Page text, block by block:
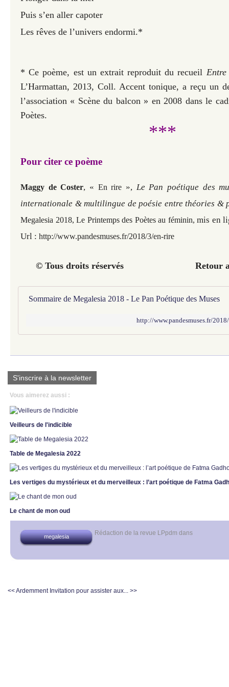
Puis s’en aller capoter
Les rêves de l’univers endormi.*
* Ce poème, est un extrait reproduit du recueil
L’Harmattan, 2013, Coll. Accent tonique, a reçu un
l’association « Scène du balcon » en 2008 dans le
Poètes.
***
Pour citer ce poème
Maggy de Coster, « En rire », Le Pan poétique des
internationale & multilingue de poésie entre théories &
Megalesia 2018, Le Printemps des Poètes au féminin, mis en
Url : http://www.pandesmuses.fr/2018/3/en-rire
© Tous droits réservés Retour au
Sommaire de Megalesia 2018 - Le Pan Poétique des Muses
http://www.pandesmuses.fr/
S'inscrire à la newsletter
Vous aimerez aussi :
Veilleurs de l'indicible
Table de Megalesia 2022
Les vertiges du mystérieux et du merveilleux : l’art poétique de Fatma
Le chant de mon oud
Rédaction de la revue LPpdm dans
megalesia
<< Ardemment Invitation pour assister aux... >>